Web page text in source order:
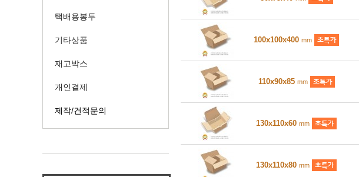
택배용봉투
기타상품
재고박스
개인결제
제작/견적문의
100x100x400 mm
110x90x85 mm
130x110x60 mm
130x110x80 mm